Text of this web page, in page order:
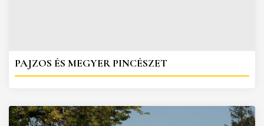
PAJZOS ÉS MEGYER PINCÉSZET